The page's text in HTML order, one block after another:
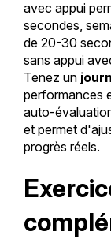
avec appui
secondes,
de 20-30
sans appui
Tenez un
performances
auto-
et permet
progrès réels.